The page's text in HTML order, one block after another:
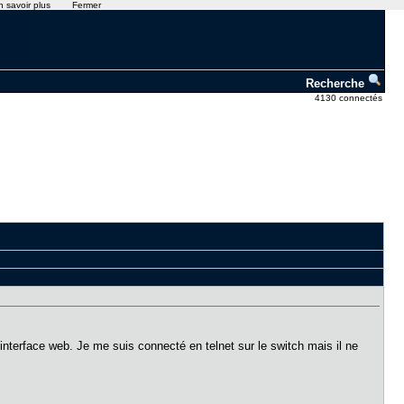
Recherche
4130 connectés
web. Je me suis connecté en telnet sur le switch mais il ne
savoir plus Fermer